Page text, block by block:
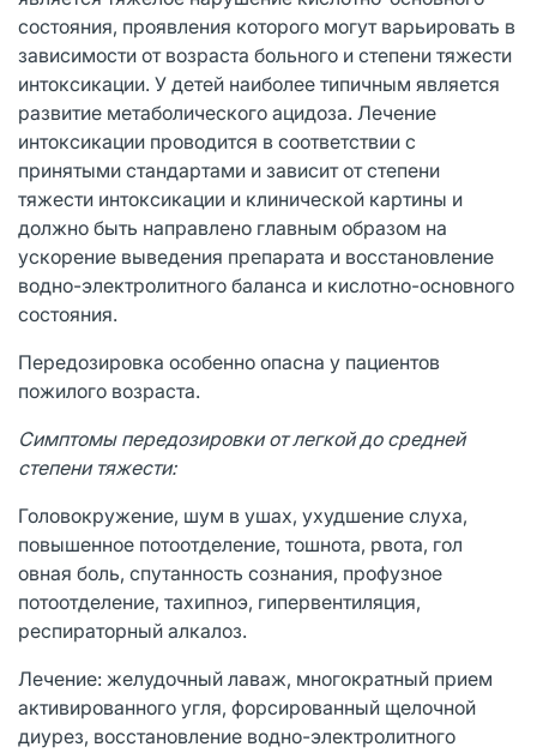
состояния, проявления которого могут варьировать в
зависимости от возраста больного и степени тяжести
интоксикации. У детей наиболее типичным является
развитие метаболического ацидоза. Лечение
интоксикации проводится в соответствии с
принятыми стандартами и зависит от степени
тяжести интоксикации и клинической картины и
должно быть направлено главным образом на
ускорение выведения препарата и восстановление
водно-электролитного баланса и кислотно-основного
состояния.
Передозировка особенно опасна у пациентов
пожилого возраста.
Симптомы передозировки от легкой до средней
степени тяжести:
Головокружение, шум в ушах, ухудшение слуха,
повышенное потоотделение, тошнота, рвота, гол
овная боль, спутанность сознания, профузное
потоотделение, тахипноэ, гипервентиляция,
респираторный алкалоз.
Лечение: желудочный лаваж, многократный прием
активированного угля, форсированный щелочной
диурез, восстановление водно-электролитного